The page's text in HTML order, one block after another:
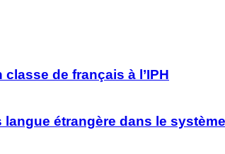
de français à l’IPH
étrangère dans le système